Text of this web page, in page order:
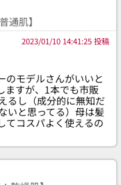
肌】
2023/01/10 14:41:25 投稿
のモデルさんがいいと
ますが、1本でも市販
るし（成分的に無知だ
いと思ってる）母は髪
てコスパよく使えるの